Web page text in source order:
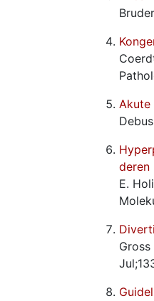
Akute
deren
E.